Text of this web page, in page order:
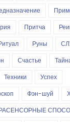
Притча
Руны
Счастье
Техники
Успех
Фэн-шуй